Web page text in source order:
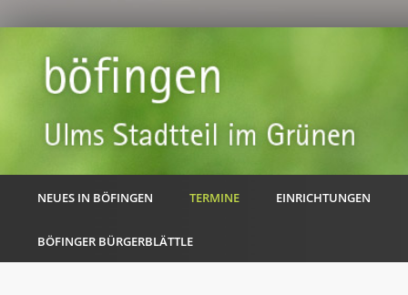
NEUES IN BÖFINGEN TERMINE EINRICHTUNGEN
BÖFINGER BÜRGERBLÄTTLE